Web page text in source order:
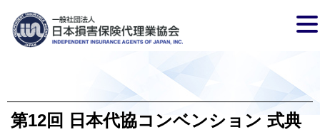
第12回 日本代協コンベンション 式典